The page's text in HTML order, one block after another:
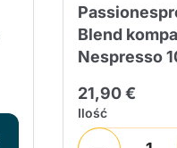
Blend
Nespresso
21,90 €
Ilość